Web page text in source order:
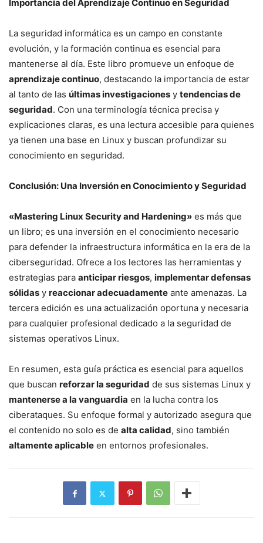
Importancia del Aprendizaje Continuo en Seguridad
La seguridad informática es un campo en constante
evolución, y la formación continua es esencial para
mantenerse al día. Este libro promueve un enfoque de
aprendizaje continuo, destacando la importancia de estar
al tanto de las últimas investigaciones y tendencias de
seguridad. Con una terminología técnica precisa y
explicaciones claras, es una lectura accesible para quienes
ya tienen una base en Linux y buscan profundizar su
conocimiento en seguridad.
Conclusión: Una Inversión en Conocimiento y Seguridad
«Mastering Linux Security and Hardening» es más que
un libro; es una inversión en el conocimiento necesario
para defender la infraestructura informática en la era de la
ciberseguridad. Ofrece a los lectores las herramientas y
estrategias para anticipar riesgos, implementar defensas
sólidas y reaccionar adecuadamente ante amenazas. La
tercera edición es una actualización oportuna y necesaria
para cualquier profesional dedicado a la seguridad de
sistemas operativos Linux.
En resumen, esta guía práctica es esencial para aquellos
que buscan reforzar la seguridad de sus sistemas Linux y
mantenerse a la vanguardia en la lucha contra los
ciberataques. Su enfoque formal y autorizado asegura que
el contenido no solo es de alta calidad, sino también
altamente aplicable en entornos profesionales.